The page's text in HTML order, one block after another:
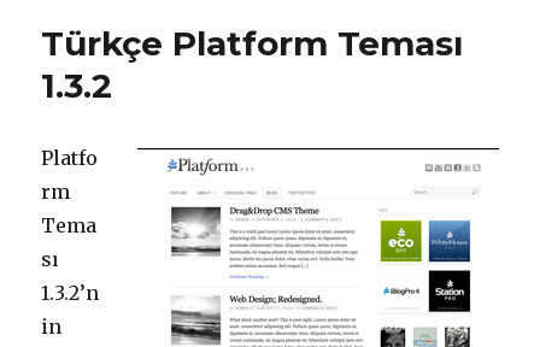
Türkçe Platform Teması
1.3.2
Platfo
rm
Tema
sı
1.3.2’n
in